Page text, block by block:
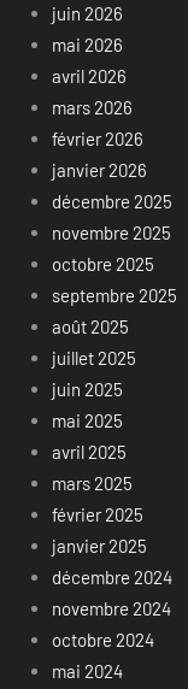
juin 2026
mai 2026
avril 2026
mars 2026
février 2026
janvier 2026
décembre 2025
novembre 2025
octobre 2025
septembre 2025
août 2025
juillet 2025
juin 2025
mai 2025
avril 2025
mars 2025
février 2025
janvier 2025
décembre 2024
novembre 2024
octobre 2024
mai 2024